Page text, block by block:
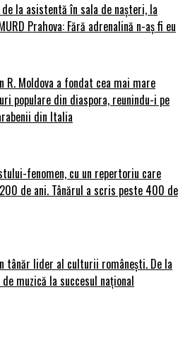
la asistentă în sala de nașteri, la
Prahova: Fără adrenalină n-aș fi eu
R. Moldova a fondat cea mai mare
populare din diaspora, reunindu-i pe
din Italia
fenomen, cu un repertoriu care
de ani. Tânărul a scris peste 400 de
tânăr lider al culturii românești. De la
muzică la succesul național